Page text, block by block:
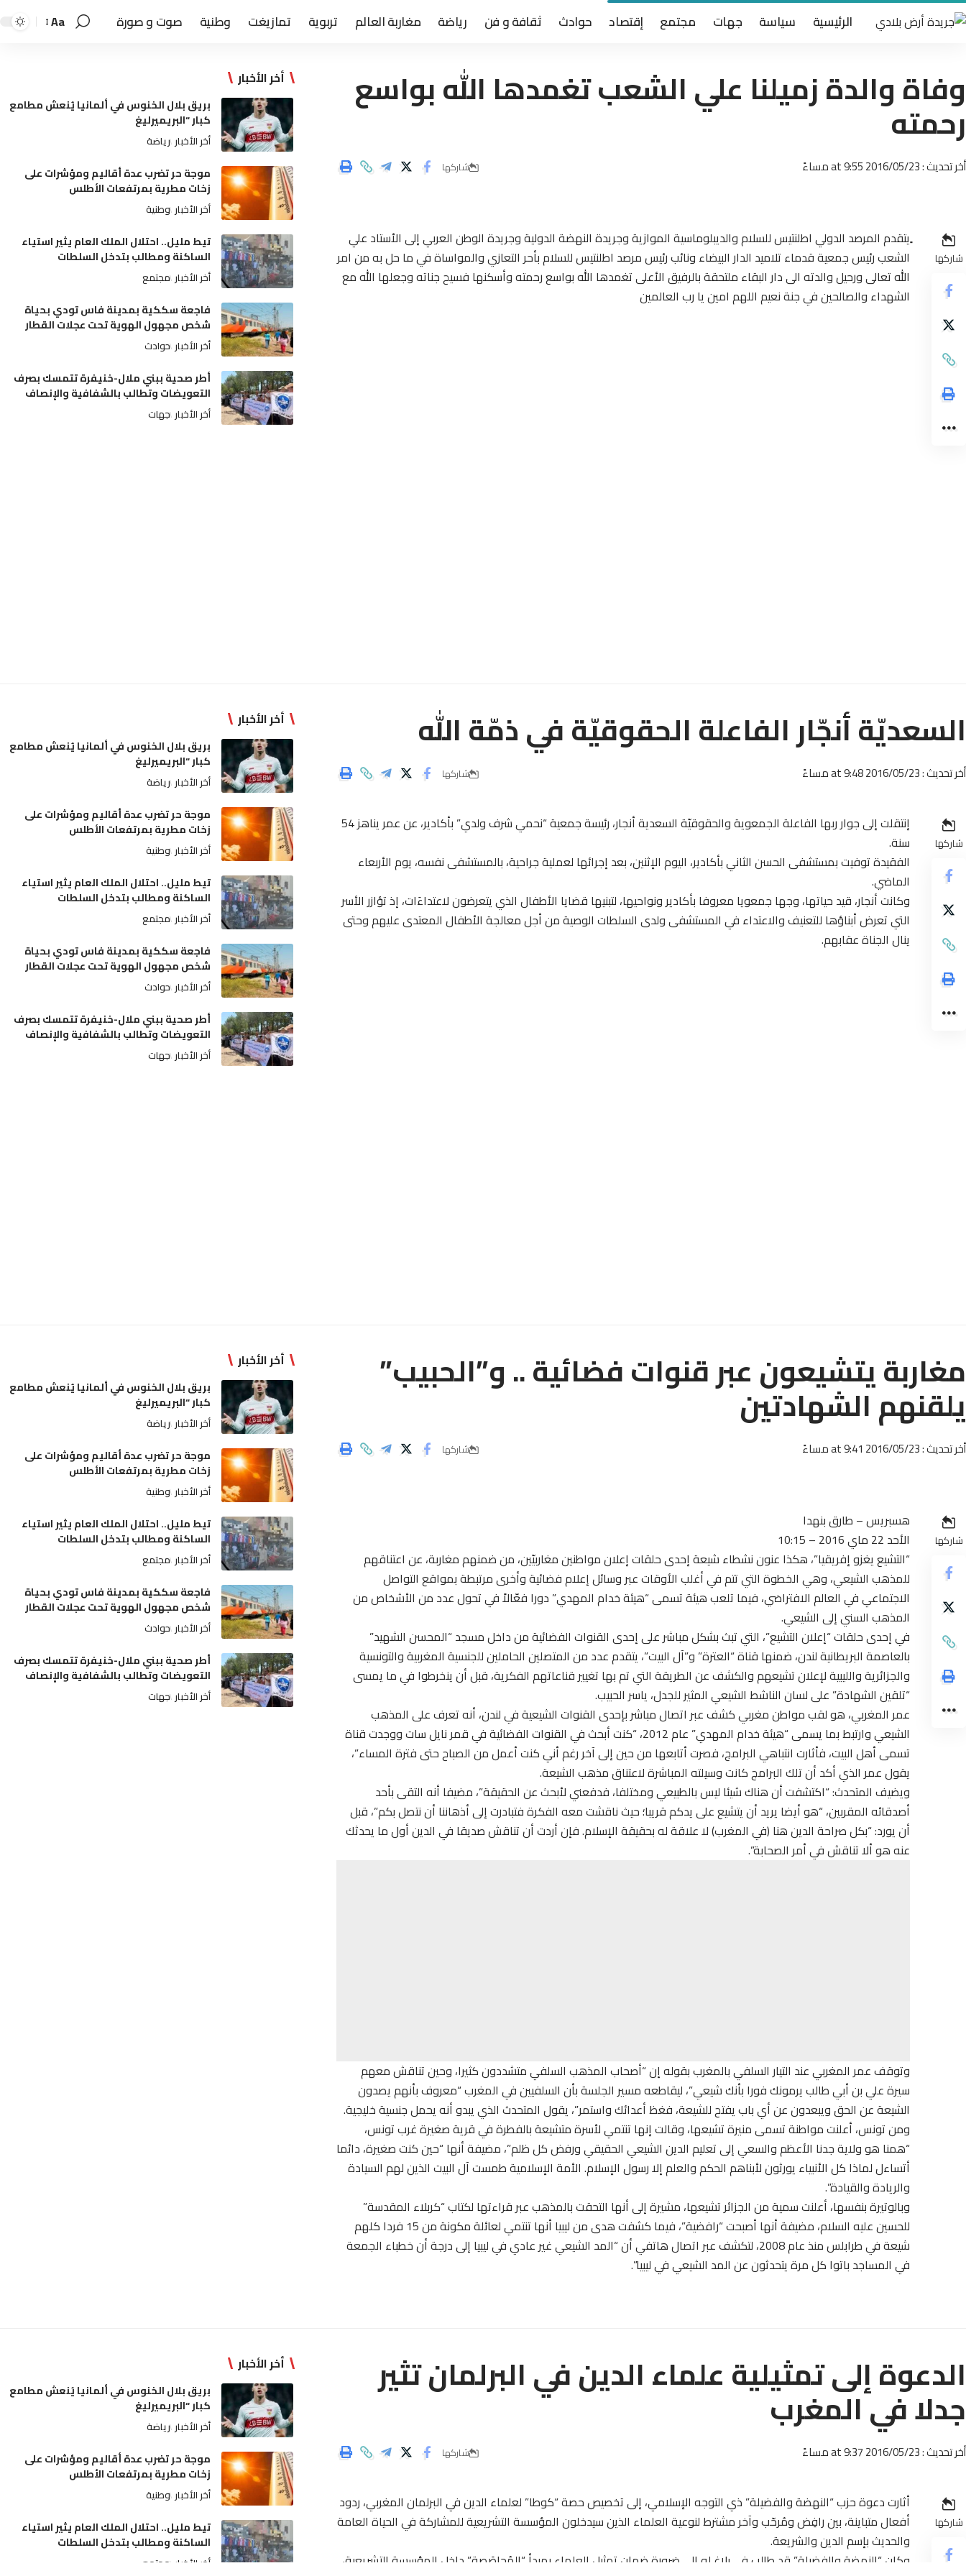
الرئيسية سياسة جهات مجتمع إقتصاد حوادث ثقافة و فن رياضة مغاربة العالم تربوية تمازيغت وطنية صوت و صورة Aa
وفاة والدة زميلنا علي الشعب تغمدها الله بواسع
رحمته
أخر تحديث : 2016/05/23 at 9:55 مساءً شاركها
شاركها
ٍيتقدم المرصد الدولي اطلنتيس للسلام والديبلوماسية الموازية وجريدة النهضة الدولية وجريدة الوطن العربي إلى الأستاد علي
الشعب رئيس جمعية قدماء تلاميد الدار البيضاء ونائب رئيس مرصد اطلنتيس للسلام بأحر التعازي والمواساة في ما حل به من امر
الله تعالى ورحيل والدته الى دار البقاء ملتحقة بالرفيق الأعلى تغمدها الله بواسع رحمته وأسكنها فسيح جناته وجعلها الله مع
الشهداء والصالحين في جنة نعيم اللهم امين يا رب العالمين
أخر الأخبار
بريق بلال الخنوس في ألمانيا يُنعش مطامع
كبار “البريميرليغ
أخر الأخبار رياضة
موجة حر تضرب عدة أقاليم ومؤشرات على
زخات مطرية بمرتفعات الأطلس
أخر الأخبار وطنية
تيط مليل.. احتلال الملك العام يثير استياء
الساكنة ومطالب بتدخل السلطات
أخر الأخبار مجتمع
فاجعة سككية بمدينة فاس تودي بحياة
شخص مجهول الهوية تحت عجلات القطار
أخر الأخبار حوادث
أطر صحية ببني ملال-خنيفرة تتمسك بصرف
التعويضات وتطالب بالشفافية والإنصاف
أخر الأخبار جهات
السعديّة أنجّار الفاعلة الحقوقيّة في ذمّة الله
أخر تحديث : 2016/05/23 at 9:48 مساءً شاركها
شاركها
إنتقلت إلى جوار ربها الفاعلة الجمعوية والحقوقيّة السعدية أنجار، رئيسة جمعية “نحمي شرف ولدي” بأكادير، عن عمر يناهز 54
سنة.
الفقيدة توفيت بمستشفى الحسن الثاني بأكادير، اليوم الإثنين، بعد إجرائها لعملية جراحية، بالمستشفى نفسه، يوم الأربعاء
الماضي.
وكانت أنجار، قيد حياتها، وجها جمعويا معروفا بأكادير ونواحيها، لتبنيها قضايا الأطفال الذي يتعرضون لاعتداءَات، إذ تؤازر الأسر
التي تعرض أبناؤها للتعنيف والاعتداء في المستشفى ولدى السلطات الوصية من أجل معالجة الأطفال المعتدى عليهم وحتى
ينال الجناة عقابهم.
أخر الأخبار
بريق بلال الخنوس في ألمانيا يُنعش مطامع
كبار “البريميرليغ
أخر الأخبار رياضة
موجة حر تضرب عدة أقاليم ومؤشرات على
زخات مطرية بمرتفعات الأطلس
أخر الأخبار وطنية
تيط مليل.. احتلال الملك العام يثير استياء
الساكنة ومطالب بتدخل السلطات
أخر الأخبار مجتمع
فاجعة سككية بمدينة فاس تودي بحياة
شخص مجهول الهوية تحت عجلات القطار
أخر الأخبار حوادث
أطر صحية ببني ملال-خنيفرة تتمسك بصرف
التعويضات وتطالب بالشفافية والإنصاف
أخر الأخبار جهات
مغاربة يتشيعون عبر قنوات فضائية .. و”الحبيب”
يلقنهم الشهادتين
أخر تحديث : 2016/05/23 at 9:41 مساءً شاركها
شاركها
هسبريس – طارق بنهدا
الأحد 22 ماي 2016 – 10:15
“التشيع يغزو إفريقيا”، هكذا عنون نشطاء شيعة إحدى حلقات إعلان مواطنين مغاربيّين، من ضمنهم مغاربة، عن اعتناقهم
للمذهب الشيعي، وهي الخطوة التي تتم في أغلب الأوقات عبر وسائل إعلام فضائية وأخرى مرتبطة بمواقع التواصل
الاجتماعي في العالم الافتراضي، فيما تلعب هيئة تسمى “هيئة خدام المهدي” دورا فعّالاً في تحول عدد من الأشخاص من
المذهب السني إلى الشيعي.
في إحدى حلقات “إعلان التشيع”، التي تبث بشكل مباشر على إحدى القنوات الفضائية من داخل مسجد “المحسن الشهيد”
بالعاصمة البريطانية لندن، ضمنها قناة “العترة” و”آل البيت”، يتقدم عدد من المتصلين الحاملين للجنسية المغربية والتونسية
والجزائرية والليبية لإعلان تشيعهم والكشف عن الطريقة التي تم بها تغيير قناعاتهم الفكرية، قبل أن ينخرطوا في ما يمسى
“تلقين الشهادة” على لسان الناشط الشيعي المثير للجدل، ياسر الحبيب.
عمر المغربي، هو لقب مواطن مغربي كشف عبر اتصال مباشر بإحدى القنوات الشيعية في لندن، أنه تعرف على المذهب
الشيعي وارتبط بما يسمى “هيئة خدام المهدي” عام 2012، “كنت أبحث في القنوات الفضائية في قمر نايل سات ووجدت قناة
تسمى أهل البيت، فأثارت انتباهي البرامج، فصرت أتابعها من حين إلى آخر رغم أني كنت أعمل من الصباح حتى فترة المساء”،
يقول عمر الذي أكد أن تلك البرامج كانت وسيلته المباشرة لاعتناق مذهب الشيعة.
ويضيف المتحدث: “اكتشفت أن هناك شيئا ليس بالطبيعي ومختلفا، فدفعني لأبحث عن الحقيقة”، مضيفا أنه التقى بأحد
أصدقائه المقربين، “هو أيضا يريد أن يتشيع على يدكم قريبا؛ حيث ناقشت معه الفكرة فتبادرت إلى أذهاننا أن نتصل بكم”، قبل
أن يورد: “بكل صراحة الدين هنا (في المغرب) لا علاقة له بحقيقة الإسلام. فإن أردت أن تناقش صديقا في الدين أول ما يحدثك
عنه هو ألا تناقش في أمر الصحابة”.
وتوقف عمر المغربي عند التيار السلفي بالمغرب بقوله إن “أصحاب المذهب السلفي متشددون كثيرا، وحين تناقش معهم
سيرة علي بن أبي طالب يرمونك فورا بأنك شيعي”، ليقاطعه مسير الجلسة بأن السلفيين في المغرب “معروف بأنهم يصدون
الشيعة عن الحق ويبعدون عن أي باب يفتح للشيعة، فغظ أعدائك واستمر”، يقول المتحدث الذي يبدو أنه يحمل جنسية خليجية.
ومن تونس، أعلنت مواطنة تسمى منيرة تشيعها، وقالت إنها تنتمي لأسرة متشيعة بالفطرة في قرية صغيرة غرب تونس،
“همنا هو ولاية جدنا الأعظم والسعي إلى تعليم الدين الشيعي الحقيقي ورفض كل ظلم”، مضيفة أنها “حين كنت صغيرة، دائما
أتساءل لماذا كل الأنبياء يورثون لأبناهم الحكم والعلم إلا رسول الإسلام. الأمة الإسلامية طمست آل البيت الذين لهم السيادة
والريادة والقيادة”.
وبالوتيرة بنفسها، أعلنت سمية من الجزائر تشيعها، مشيرة إلى أنها التحقت بالمذهب عبر قراءتها لكتاب “كربلاء المقدسة”
للحسين عليه السلام، مضيفة أنها أصبحت “رافضية”، فيما كشفت هدى من ليبيا أنها تنتمي لعائلة مكونة من 15 فردا كلهم
شيعة في طرابلس منذ عام 2008، لتكشف عبر اتصال هاتفي أن “المد الشيعي غير عادي في ليبيا إلى درجة أن خطباء الجمعة
في المساجد باتوا كل مرة يتحدثون عن المد الشيعي في ليبيا”.
أخر الأخبار
بريق بلال الخنوس في ألمانيا يُنعش مطامع
كبار “البريميرليغ
أخر الأخبار رياضة
موجة حر تضرب عدة أقاليم ومؤشرات على
زخات مطرية بمرتفعات الأطلس
أخر الأخبار وطنية
تيط مليل.. احتلال الملك العام يثير استياء
الساكنة ومطالب بتدخل السلطات
أخر الأخبار مجتمع
فاجعة سككية بمدينة فاس تودي بحياة
شخص مجهول الهوية تحت عجلات القطار
أخر الأخبار حوادث
أطر صحية ببني ملال-خنيفرة تتمسك بصرف
التعويضات وتطالب بالشفافية والإنصاف
أخر الأخبار جهات
الدعوة إلى تمثيلية علماء الدين في البرلمان تثير
جدلا في المغرب
أخر تحديث : 2016/05/23 at 9:37 مساءً شاركها
شاركها
أثارت دعوة حزب “النهضة والفضيلة” ذي التوجه الإسلامي، إلى تخصيص حصة “كوطا” لعلماء الدين في البرلمان المغربي، ردود
أفعال متباينة، بين رافِض ومُرحّب وآخر مشترط لنوعية العلماء الذين سيدخلون المؤسسة التشريعية للمشاركة في الحياة العامة
والحديث بإسم الدين والشريعة.
وكان “النهضة والفضيلة” قد طالب في بلاغ له إلى ضرورة ضمان تمثيل العلماء بمبدأ “المُحاصَصة” داخل المؤسسة التشريعية،
أخر الأخبار
بريق بلال الخنوس في ألمانيا يُنعش مطامع
كبار “البريميرليغ
أخر الأخبار رياضة
موجة حر تضرب عدة أقاليم ومؤشرات على
زخات مطرية بمرتفعات الأطلس
أخر الأخبار وطنية
تيط مليل.. احتلال الملك العام يثير استياء
الساكنة ومطالب بتدخل السلطات
أخر الأخبار مجتمع